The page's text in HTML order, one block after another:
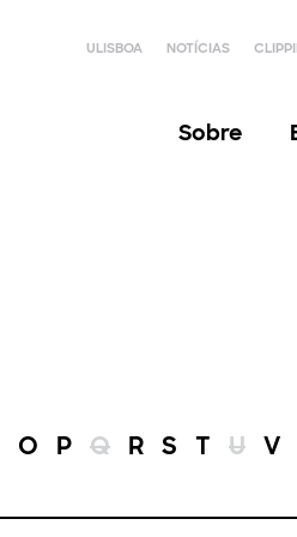
ULISBOA NOTÍCIAS
Sobre
O P Q R S T U V